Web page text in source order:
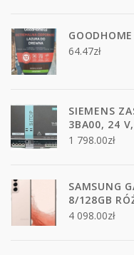
64.47zł
SIEMENS
3BA00, 24
1 798.00zł
SAMSUNG
8/128GB
4 098.00zł